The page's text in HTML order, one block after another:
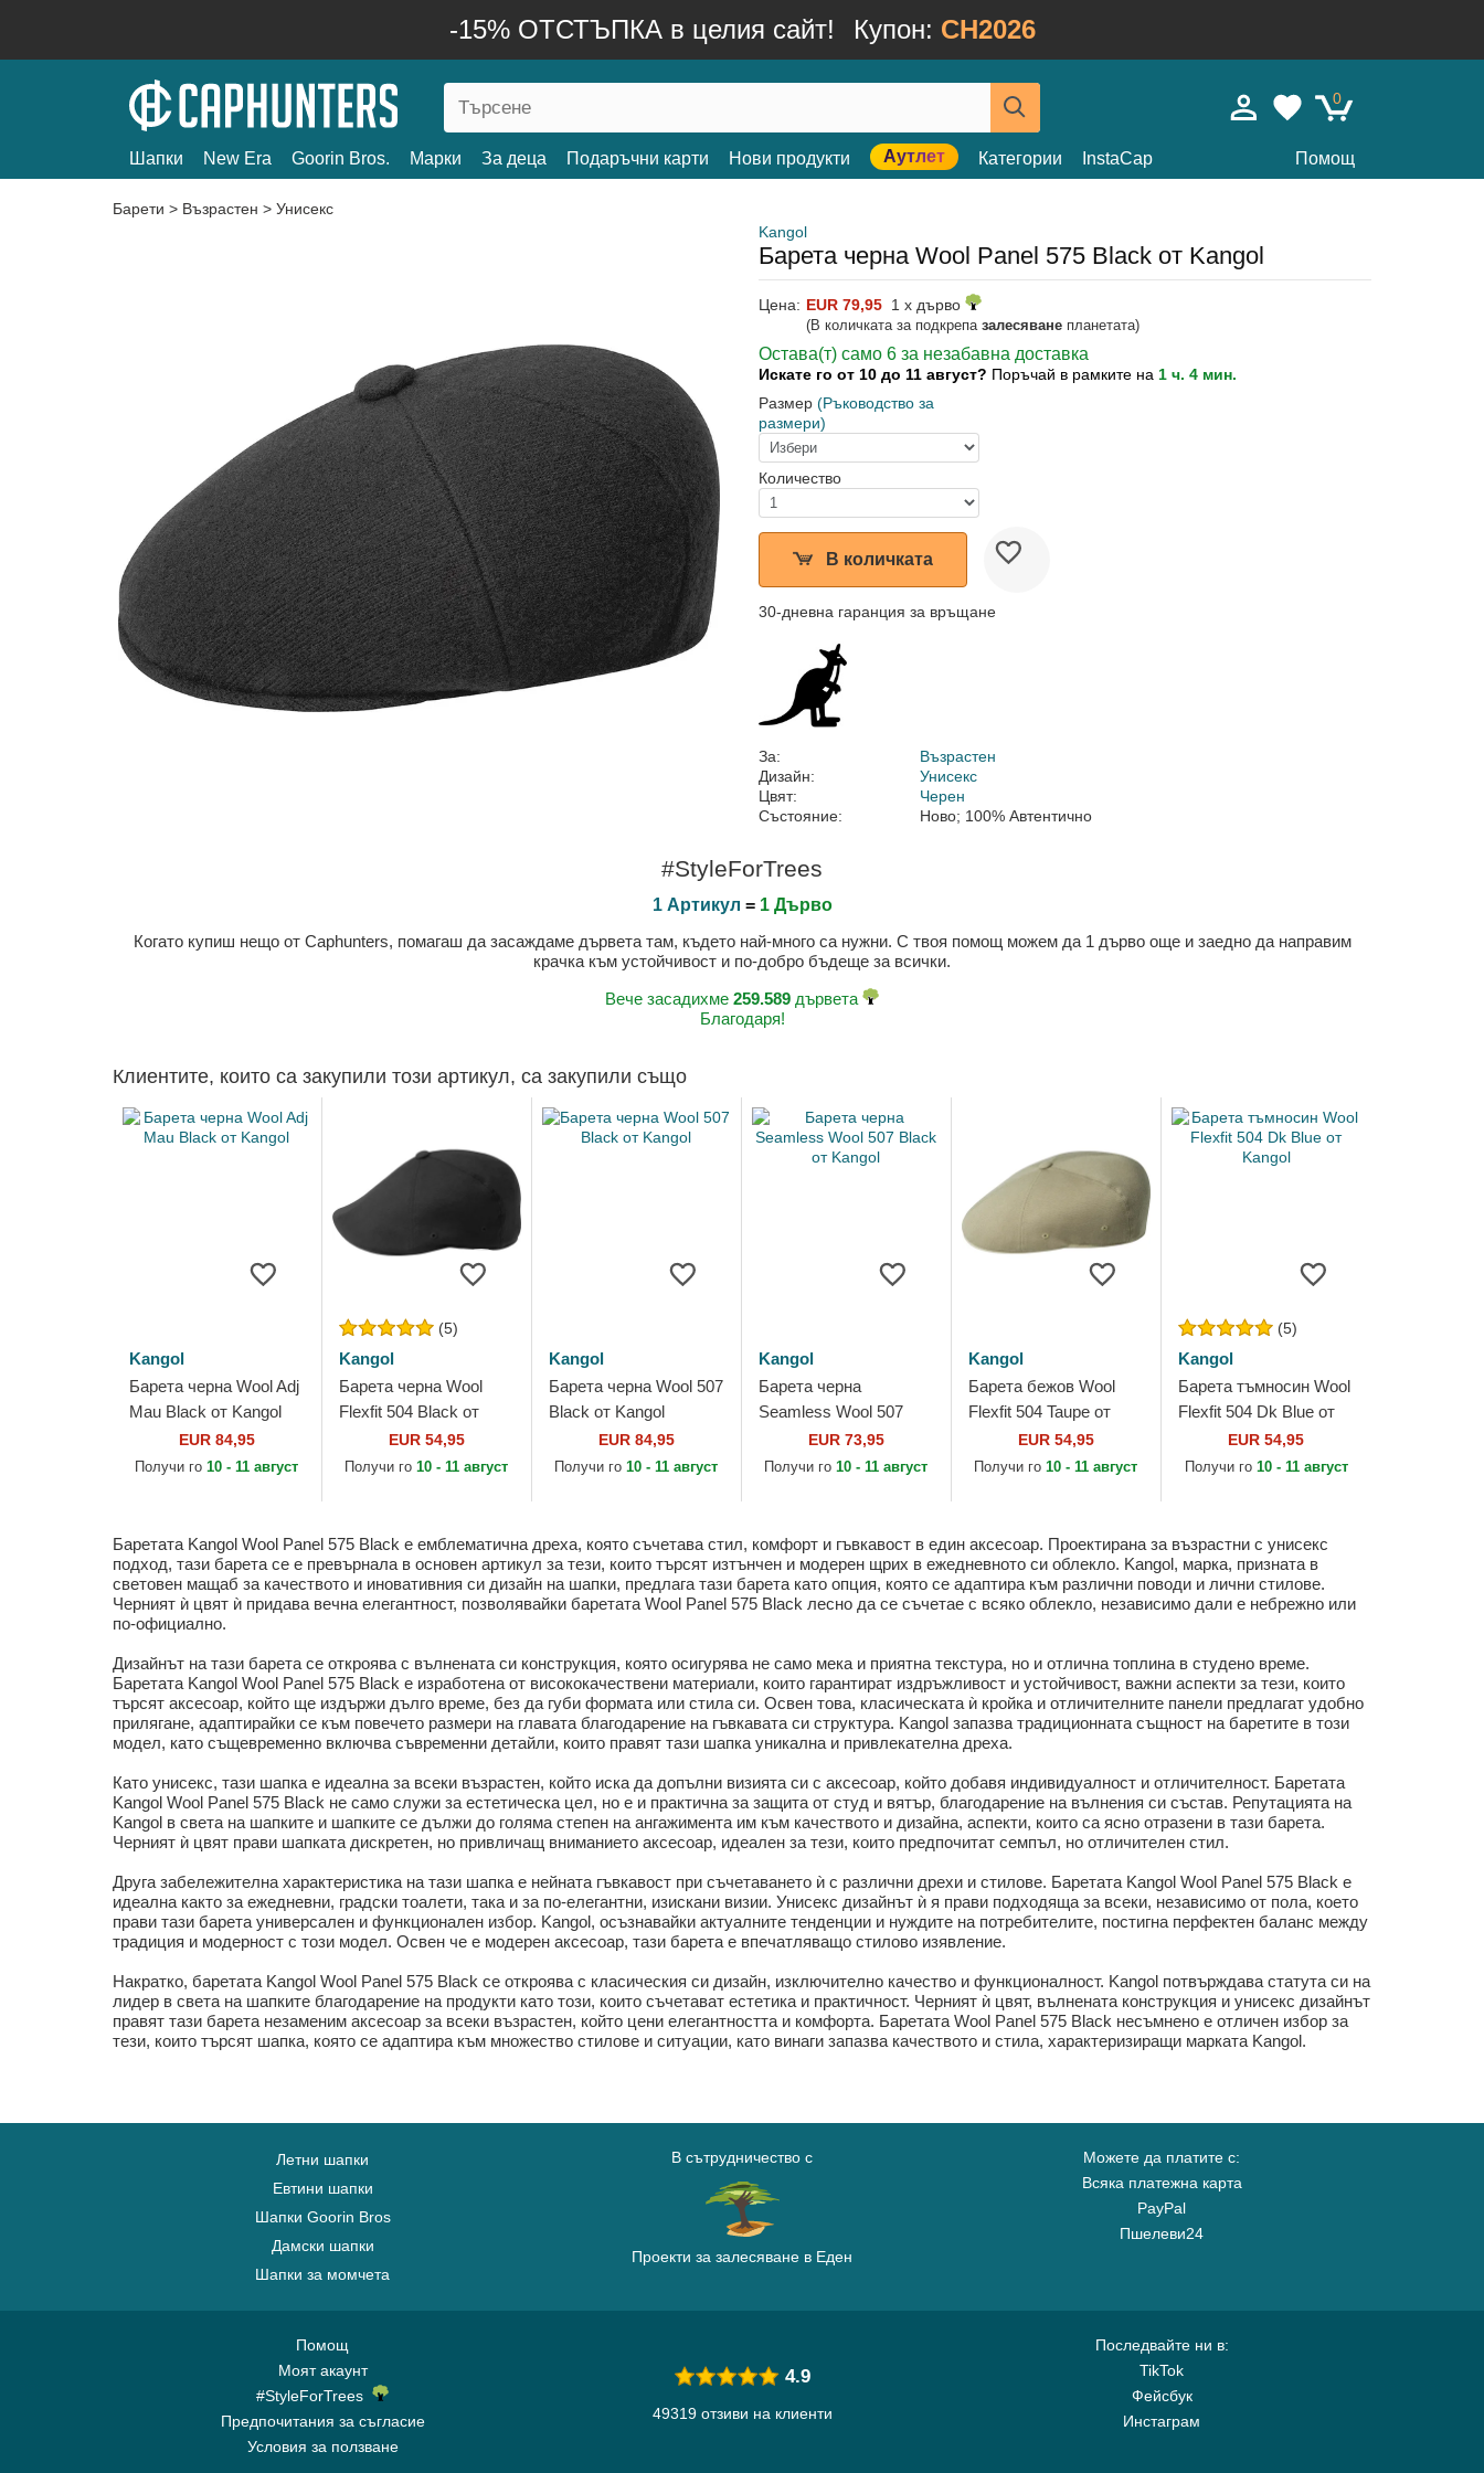
-15% ОТСТЪПКА в целия сайт! Купон: CH2026
0
Шапки New Era Goorin Bros. Марки За деца Подаръчни карти Нови продукти Аутлет Категории InstaCap Помощ
Барети > Възрастен > Унисекс
Kangol
Барета черна Wool Panel 575 Black от Kangol
Цена: EUR 79,95 1 x дърво
(В количката за подкрепа залесяване планетата)
Остава(т) само 6 за незабавна доставка
Искате го от 10 до 11 август? Поръчай в рамките на 1 ч. 4 мин.
Размер (Ръководство за
размери)
Количество
В количката
30-дневна гаранция за връщане
За:
Възрастен
Дизайн:
Унисекс
Цвят:
Черен
Състояние:
Ново; 100% Автентично
#StyleForTrees
1 Артикул = 1 Дърво
Когато купиш нещо от Caphunters, помагаш да засаждаме дървета там, където най-много са нужни. С твоя помощ можем да 1 дърво още и заедно да направим
крачка към устойчивост и по-добро бъдеще за всички.
Вече засадихме 259.589 дървета
Благодаря!
Клиентите, които са закупили този артикул, са закупили също
Kangol
Барета черна Wool Adj
Mau Black от Kangol
EUR 84,95
Получи го10 - 11 август
(5)
Kangol
Барета черна Wool
Flexfit 504 Black от
EUR 54,95
Получи го10 - 11 август
Kangol
Барета черна Wool 507
Black от Kangol
EUR 84,95
Получи го10 - 11 август
Kangol
Барета черна
Seamless Wool 507
Black от Kangol
EUR 73,95
Получи го10 - 11 август
Kangol
Барета бежов Wool
Flexfit 504 Taupe от
EUR 54,95
Получи го10 - 11 август
(5)
Kangol
Барета тъмносин Wool
Flexfit 504 Dk Blue от
EUR 54,95
Получи го 10 - 11 август
Баретата Kangol Wool Panel 575 Black е емблематична дреха, която съчетава стил, комфорт и гъвкавост в един аксесоар. Проектирана за възрастни с унисекс
подход, тази барета се е превърнала в основен артикул за тези, които търсят изтънчен и модерен щрих в ежедневното си облекло. Kangol, марка, призната в
световен мащаб за качеството и иновативния си дизайн на шапки, предлага тази барета като опция, която се адаптира към различни поводи и лични стилове.
Черният ѝ цвят ѝ придава вечна елегантност, позволявайки баретата Wool Panel 575 Black лесно да се съчетае с всяко облекло, независимо дали е небрежно или
по-официално.
Дизайнът на тази барета се откроява с вълнената си конструкция, която осигурява не само мека и приятна текстура, но и отлична топлина в студено време.
Баретата Kangol Wool Panel 575 Black е изработена от висококачествени материали, които гарантират издръжливост и устойчивост, важни аспекти за тези, които
търсят аксесоар, който ще издържи дълго време, без да губи формата или стила си. Освен това, класическата ѝ кройка и отличителните панели предлагат удобно
прилягане, адаптирайки се към повечето размери на главата благодарение на гъвкавата си структура. Kangol запазва традиционната същност на баретите в този
модел, като същевременно включва съвременни детайли, които правят тази шапка уникална и привлекателна дреха.
Като унисекс, тази шапка е идеална за всеки възрастен, който иска да допълни визията си с аксесоар, който добавя индивидуалност и отличителност. Баретата
Kangol Wool Panel 575 Black не само служи за естетическа цел, но е и практична за защита от студ и вятър, благодарение на вълнения си състав. Репутацията на
Kangol в света на шапките и шапките се дължи до голяма степен на ангажимента им към качеството и дизайна, аспекти, които са ясно отразени в тази барета.
Черният ѝ цвят прави шапката дискретен, но привличащ вниманието аксесоар, идеален за тези, които предпочитат семпъл, но отличителен стил.
Друга забележителна характеристика на тази шапка е нейната гъвкавост при съчетаването ѝ с различни дрехи и стилове. Баретата Kangol Wool Panel 575 Black е
идеална както за ежедневни, градски тоалети, така и за по-елегантни, изискани визии. Унисекс дизайнът ѝ я прави подходяща за всеки, независимо от пола, което
прави тази барета универсален и функционален избор. Kangol, осъзнавайки актуалните тенденции и нуждите на потребителите, постигна перфектен баланс между
традиция и модерност с този модел. Освен че е модерен аксесоар, тази барета е впечатляващо стилово изявление.
Накратко, баретата Kangol Wool Panel 575 Black се откроява с класическия си дизайн, изключително качество и функционалност. Kangol потвърждава статута си на
лидер в света на шапките благодарение на продукти като този, които съчетават естетика и практичност. Черният ѝ цвят, вълнената конструкция и унисекс дизайнът
правят тази барета незаменим аксесоар за всеки възрастен, който цени елегантността и комфорта. Баретата Wool Panel 575 Black несъмнено е отличен избор за
тези, които търсят шапка, която се адаптира към множество стилове и ситуации, като винаги запазва качеството и стила, характеризиращи марката Kangol.
Летни шапки
Евтини шапки
Шапки Goorin Bros
Дамски шапки
Шапки за момчета
В сътрудничество с
Проекти за залесяване в Еден
Можете да платите с:
Всяка платежна карта
PayPal
Пшелеви24
Помощ
Моят акаунт
#StyleForTrees
Предпочитания за съгласие
Условия за ползване
Последвайте ни в:
TikTok
Фейсбук
Инстаграм
4.9
49319 отзиви на клиенти